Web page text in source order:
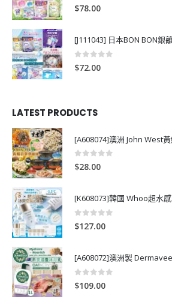
0out of 5
$78.00
0
$72.00
LATEST PRODUCTS
[A608074]澳洲 John West
0 out of 5
$28.00
0 out of 5
$127.00
[A608072]澳洲製
0 out of 5
$109.00